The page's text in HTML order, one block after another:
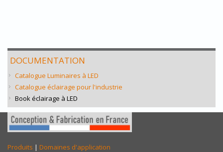
DOCUMENTATION
Catalogue Luminaires à LED
Catalogue éclairage pour l'industrie
Book éclairage à LED
Produits | Domaines d'application